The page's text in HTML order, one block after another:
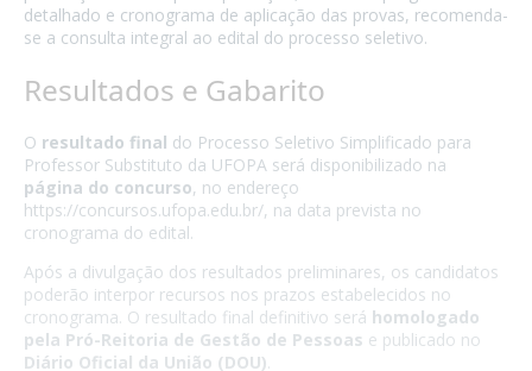
detalhado e cronograma de aplicação das provas, recomenda-
se a consulta integral ao edital do processo seletivo.
Resultados e Gabarito
O resultado final do Processo Seletivo Simplificado para
Professor Substituto da UFOPA será disponibilizado na
página do concurso, no endereço
https://concursos.ufopa.edu.br/, na data prevista no
cronograma do edital.
Após a divulgação dos resultados preliminares, os candidatos
poderão interpor recursos nos prazos estabelecidos no
cronograma. O resultado final definitivo será homologado
pela Pró-Reitoria de Gestão de Pessoas e publicado no
Diário Oficial da União (DOU).